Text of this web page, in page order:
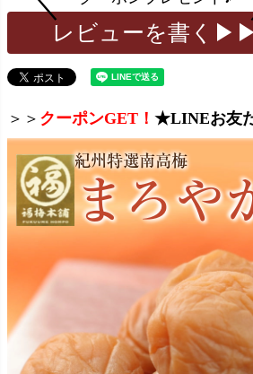
レビューを書く▶▶
＞＞ クーポンGET！ ★LINEお友
紀州特選南高梅
まろや